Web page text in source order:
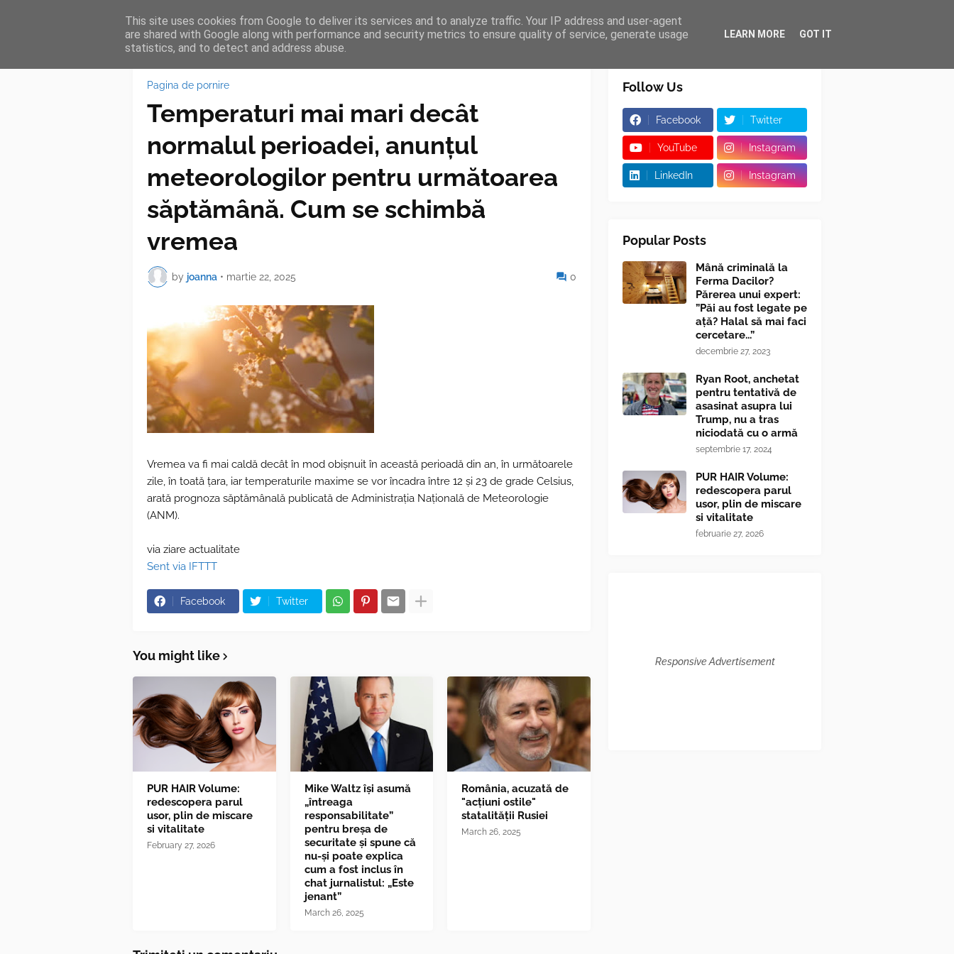
HOME FEATURES BLOGGER TIPOGRAPHY SHORTCODES
Pagina de pornire
Temperaturi mai mari decât
normalul perioadei, anunțul
meteorologilor pentru următoarea
săptămână. Cum se schimbă
vremea
by joanna • martie 22, 2025 0
Vremea va fi mai caldă decât în mod obişnuit în această perioadă din an, în următoarele
zile, în toată țara, iar temperaturile maxime se vor încadra între 12 şi 23 de grade Celsius,
arată prognoza săptămânală publicată de Administraţia Naţională de Meteorologie
(ANM).
via ziare actualitate
Sent via IFTTT
Facebook Twitter
You might like
PUR HAIR Volume:
redescopera parul
usor, plin de miscare
si vitalitate
February 27, 2026
Mike Waltz îşi asumă
„întreaga
responsabilitate”
pentru breşa de
securitate și spune că
nu-și poate explica
cum a fost inclus în
chat jurnalistul: „Este
jenant”
March 26, 2025
România, acuzată de
"acțiuni ostile"
statalității Rusiei
March 26, 2025
Follow Us
Facebook Twitter
YouTube Instagram
LinkedIn Instagram
Popular Posts
Mână criminală la
Ferma Dacilor?
Părerea unui expert:
”Păi au fost legate pe
ață? Halal să mai faci
cercetare...”
decembrie 27, 2023
Ryan Root, anchetat
pentru tentativă de
asasinat asupra lui
Trump, nu a tras
niciodată cu o armă
septembrie 17, 2024
PUR HAIR Volume:
redescopera parul
usor, plin de miscare
si vitalitate
februarie 27, 2026
Responsive Advertisement
This site uses cookies from Google to deliver its services and to analyze traffic. Your IP address and user-agent
are shared with Google along with performance and security metrics to ensure quality of service, generate usage
statistics, and to detect and address abuse.
LEARN MORE GOT IT